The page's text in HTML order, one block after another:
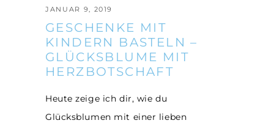
JANUAR 9, 2019
GESCHENKE MIT
KINDERN BASTELN –
GLÜCKSBLUME MIT
HERZBOTSCHAFT
Heute zeige ich dir, wie du
Glücksblumen mit einer lieben